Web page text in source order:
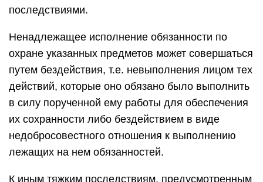
последствиями.
Ненадлежащее исполнение обязанности по
охране указанных предметов может совершаться
путем бездействия, т.е. невыполнения лицом тех
действий, которые оно обязано было выполнить
в силу порученной ему работы для обеспечения
их сохранности либо бездействием в виде
недобросовестного отношения к выполнению
лежащих на нем обязанностей.
К иным тяжким последствиям, предусмотренным